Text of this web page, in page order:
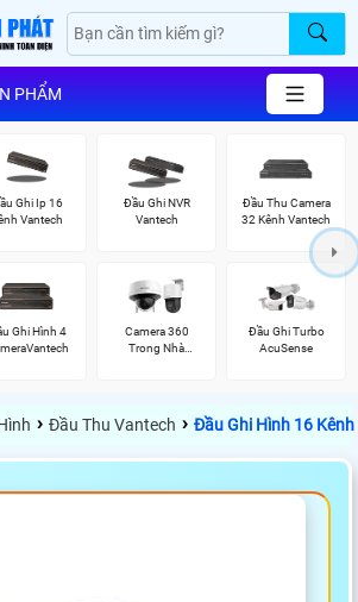
PHẨM
Ghi Ip 16
Vantech
Đầu Ghi NVR
Vantech
Đầu Thu Camera
32 Kênh Vantech
Ghi Hình 4
Camera 360
Trong Nhà
Đầu Ghi Turbo
AcuSense
› Đầu Thu Vantech › Đầu Ghi Hình 16